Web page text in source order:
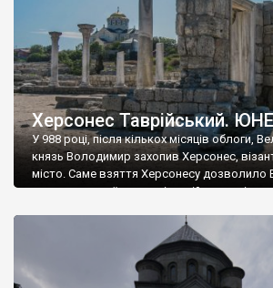
Херсонес Таврійський.
У 988 році, після кількох місяців облоги,
князь Володимир захопив Херсонес,
місто. Саме взяття Херсонесу дозволило
диктувати свої умови візантійському
Херсонесі Володимир-язичник, став
А потім було Хрещення Русі. На честь